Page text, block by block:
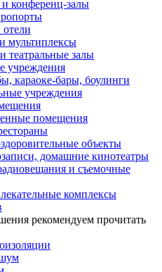
конференц-залы
мультиплексы
театральные залы
учреждения
караоке-бары, боулинги
учреждения
помещения
объекты
домашние кинотеатры
и съемочные
комплексы
рекомендуем прочитать